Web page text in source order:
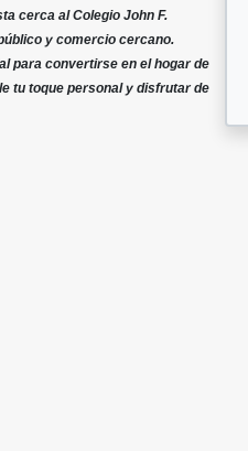
cerca al Colegio John F.
y comercio cercano.
para convertirse en el hogar de
tu toque personal y disfrutar de